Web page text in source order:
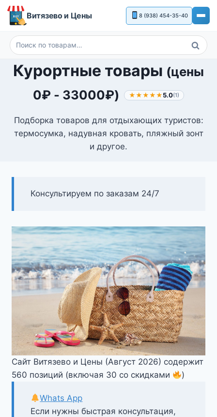
Перейти
Витязево и Цены 8 (938) 454-35-40
Искать:
Поиск
Курортные товары (цены
0₽ - 33000₽) ★★★★★5.0(1)
Подборка товаров для отдыхающих туристов:
термосумка, надувная кровать, пляжный зонт
и другое.
Консультируем по заказам 24/7
Сайт Витязево и Цены (Август 2026) содержит
560 позиций (включая 30 со скидками
)
Если нужны быстрая консультация,
Whats App